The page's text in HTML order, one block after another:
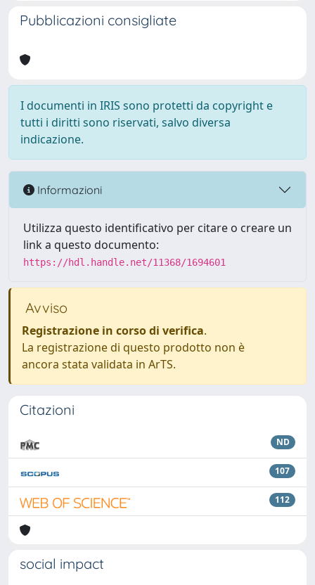
Pubblicazioni consigliate
I documenti in IRIS sono protetti da copyright e
tutti i diritti sono riservati, salvo diversa
indicazione.
Informazioni
Utilizza questo identificativo per citare o creare un
link a questo documento:
https://hdl.handle.net/11368/1694601
Avviso
Registrazione in corso di verifica.
La registrazione di questo prodotto non è
ancora stata validata in ArTS.
Citazioni
ND
107
112
social impact